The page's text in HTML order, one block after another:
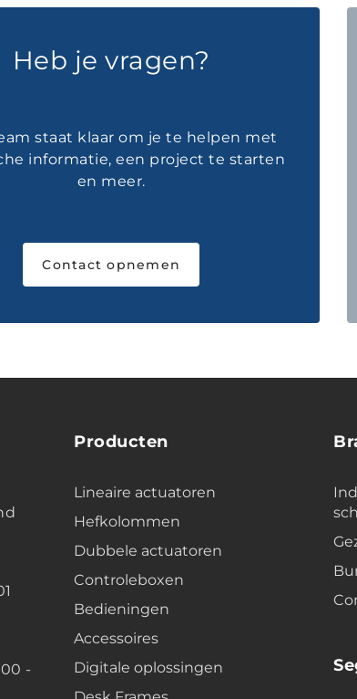
Heb je vragen?
staat klaar om je te helpen met
informatie, een project te starten
en meer.
Contact opnemen
-
Producten
Lineaire actuatoren
Hefkolommen
Dubbele actuatoren
Controleboxen
Bedieningen
Accessoires
Digitale oplossingen